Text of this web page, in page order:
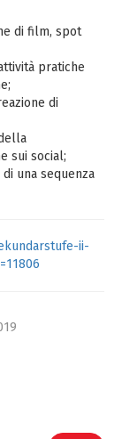
di film, spot
pratiche
di
sui social;
una sequenza
ii-